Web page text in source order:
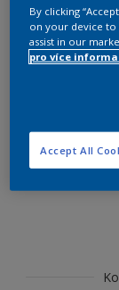
Najít
By clicking
on your device to
assist in our
pro více
Accept All